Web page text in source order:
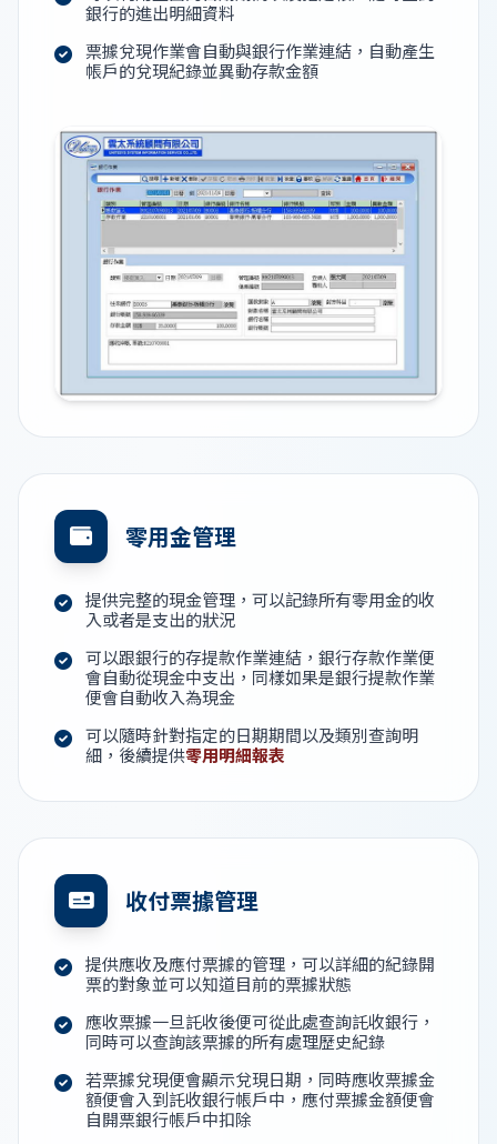
銀行的進出明細資料
票據兌現作業會自動與銀行作業連結，自動產生
帳戶的兌現紀錄並異動存款金額
零用金管理
提供完整的現金管理，可以記錄所有零用金的收
入或者是支出的狀況
可以跟銀行的存提款作業連結，銀行存款作業便
會自動從現金中支出，同樣如果是銀行提款作業
便會自動收入為現金
可以隨時針對指定的日期期間以及類別查詢明
細，後續提供零用明細報表
收付票據管理
提供應收及應付票據的管理，可以詳細的紀錄開
票的對象並可以知道目前的票據狀態
應收票據一旦託收後便可從此處查詢託收銀行，
同時可以查詢該票據的所有處理歷史紀錄
若票據兌現便會顯示兌現日期，同時應收票據金
額便會入到託收銀行帳戶中，應付票據金額便會
自開票銀行帳戶中扣除